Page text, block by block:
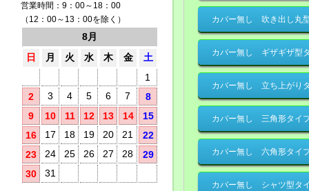
営業時間：9：00～18：00
（12：00～13：00を除く）
8月
日
月 火 水 木 金
土
1
2
3 4 5 6 7
8
9
10 11 12 13 14
15
16
17 18 19 20 21
22
23
24 25 26 27 28
29
30
31
カバー無し 吹き出し丸
カバー無し ギザギザ型
カバー無し 立ち上がり
カバー無し 三角形タイ
カバー無し 六角形タイ
カバー無し シャツ型タ